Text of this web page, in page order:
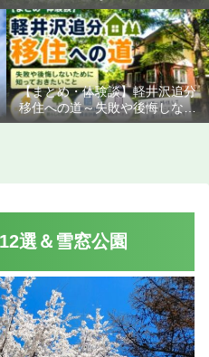
おきたいこと
【まとめ・体験談】軽井沢追分
移住への道～失敗や後悔しない
ために知っておきたいこと
選＆雪窓公園